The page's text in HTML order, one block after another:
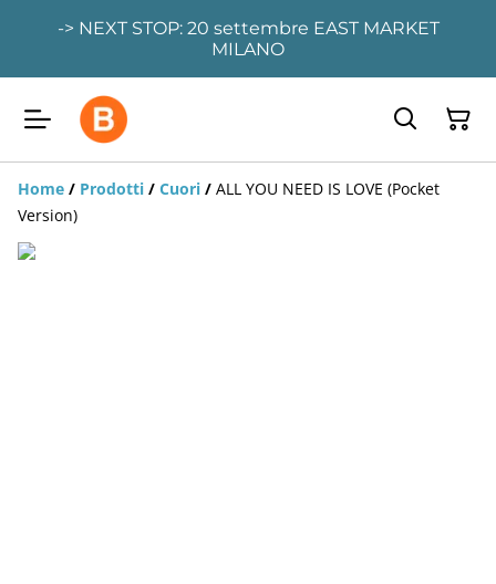
-> NEXT STOP: 20 settembre EAST MARKET
MILANO
Home / Prodotti / Cuori / ALL YOU NEED IS LOVE (Pocket
Version)